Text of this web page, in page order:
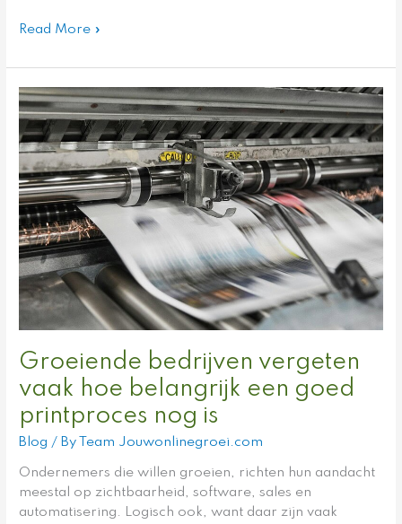
Read More »
Groeiende bedrijven vergeten
vaak hoe belangrijk een goed
printproces nog is
Blog / By Team Jouwonlinegroei.com
Ondernemers die willen groeien, richten hun aandacht
meestal op zichtbaarheid, software, sales en
automatisering. Logisch ook, want daar zijn vaak
Groeiende
bedrijven
vergeten
vaak
hoe
belangrijk
een
goed
printproces
nog
is